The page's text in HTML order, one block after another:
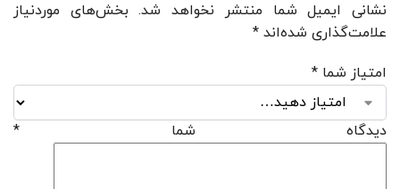
نشانی ایمیل شما منتشر نخواهد شد. بخش‌های موردنیاز
علامت‌گذاری شده‌اند *
امتیاز شما *
دیدگاه شما *